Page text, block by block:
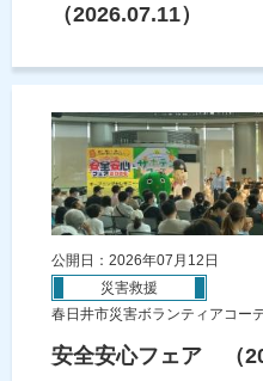
（2026.07.11）
公開日：2026年07月12日
災害救援
春日井市災害ボランティアコー
安全安心フェア （